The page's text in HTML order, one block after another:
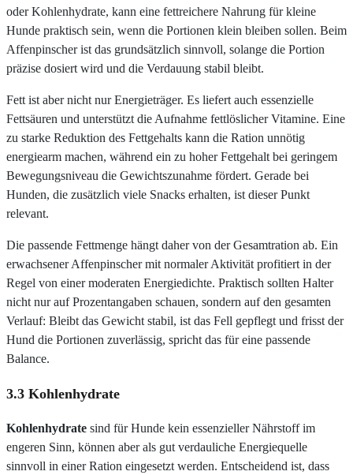
oder Kohlenhydrate, kann eine fettreichere Nahrung für kleine
Hunde praktisch sein, wenn die Portionen klein bleiben sollen. Beim
Affenpinscher ist das grundsätzlich sinnvoll, solange die Portion
präzise dosiert wird und die Verdauung stabil bleibt.
Fett ist aber nicht nur Energieträger. Es liefert auch essenzielle
Fettsäuren und unterstützt die Aufnahme fettlöslicher Vitamine. Eine
zu starke Reduktion des Fettgehalts kann die Ration unnötig
energiearm machen, während ein zu hoher Fettgehalt bei geringem
Bewegungsniveau die Gewichtszunahme fördert. Gerade bei
Hunden, die zusätzlich viele Snacks erhalten, ist dieser Punkt
relevant.
Die passende Fettmenge hängt daher von der Gesamtration ab. Ein
erwachsener Affenpinscher mit normaler Aktivität profitiert in der
Regel von einer moderaten Energiedichte. Praktisch sollten Halter
nicht nur auf Prozentangaben schauen, sondern auf den gesamten
Verlauf: Bleibt das Gewicht stabil, ist das Fell gepflegt und frisst der
Hund die Portionen zuverlässig, spricht das für eine passende
Balance.
3.3 Kohlenhydrate
Kohlenhydrate sind für Hunde kein essenzieller Nährstoff im
engeren Sinn, können aber als gut verdauliche Energiequelle
sinnvoll in einer Ration eingesetzt werden. Entscheidend ist, dass